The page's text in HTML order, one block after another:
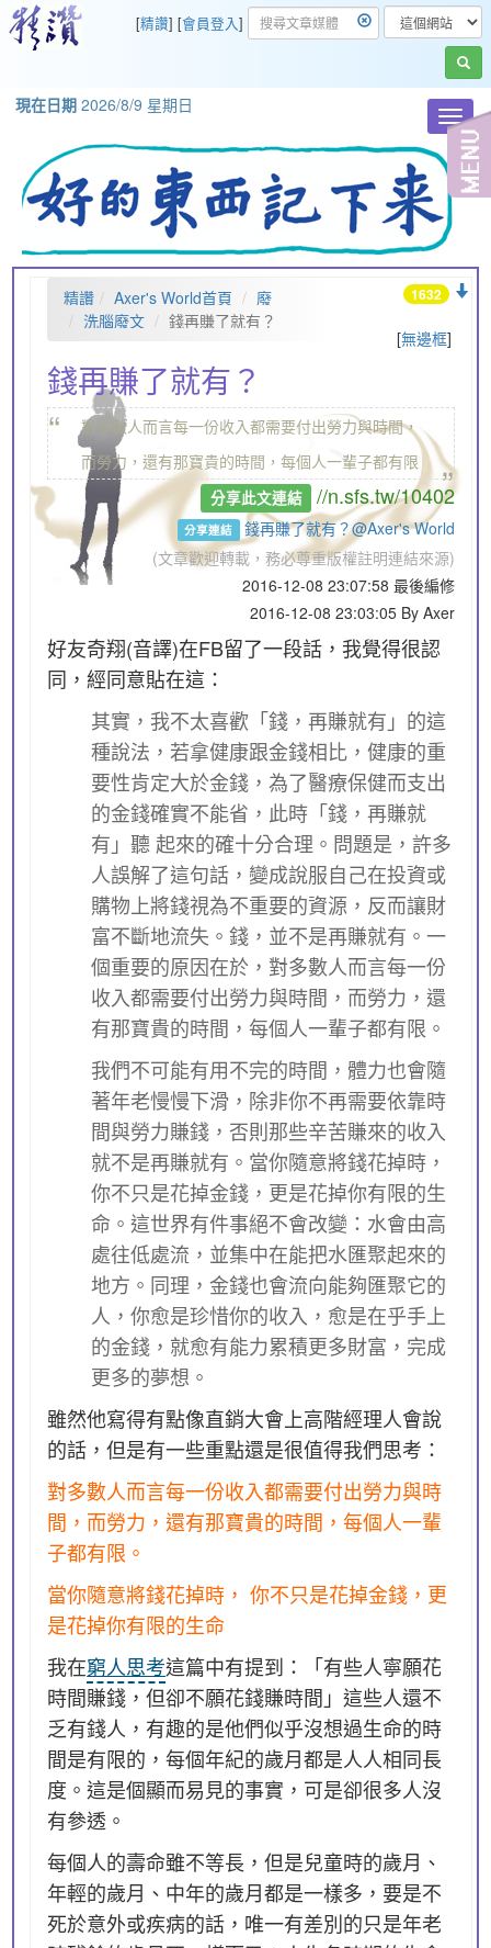
[精讚] [會員登入]
現在日期 2026/8/9 星期日
[無邊框]
精讚 Axer's World首頁
廢
洗腦廢文
錢再賺了就有？
1632
錢再賺了就有？
“
對多數人而言每一份收入都需要付出勞力與時間，
而勞力，還有那寶貴的時間，每個人一輩子都有限
„
分享此文連結 //n.sfs.tw/10402
分享連結
錢再賺了就有？@Axer's World
(文章歡迎轉載，務必尊重版權註明連結來源)
2016-12-08 23:07:58 最後編修
2016-12-08 23:03:05 By Axer
好友奇翔(音譯)在FB留了一段話，我覺得很認
同，經同意貼在這：
其實，我不太喜歡「錢，再賺就有」的這
種說法，若拿健康跟金錢相比，健康的重
要性肯定大於金錢，為了醫療保健而支出
的金錢確實不能省，此時「錢，再賺就
有」聽 起來的確十分合理。問題是，許多
人誤解了這句話，變成說服自己在投資或
購物上將錢視為不重要的資源，反而讓財
富不斷地流失。錢，並不是再賺就有。一
個重要的原因在於，對多數人而言每一份
收入都需要付出勞力與時間，而勞力，還
有那寶貴的時間，每個人一輩子都有限。
我們不可能有用不完的時間，體力也會隨
著年老慢慢下滑，除非你不再需要依靠時
間與勞力賺錢，否則那些辛苦賺來的收入
就不是再賺就有。當你隨意將錢花掉時，
你不只是花掉金錢，更是花掉你有限的生
命。這世界有件事絕不會改變：水會由高
處往低處流，並集中在能把水匯聚起來的
地方。同理，金錢也會流向能夠匯聚它的
人，你愈是珍惜你的收入，愈是在乎手上
的金錢，就愈有能力累積更多財富，完成
更多的夢想。
雖然他寫得有點像直銷大會上高階經理人會說
的話，但是有一些重點還是很值得我們思考：
對多數人而言每一份收入都需要付出勞力與時
間，而勞力，還有那寶貴的時間，每個人一輩
子都有限。
當你隨意將錢花掉時， 你不只是花掉金錢，更
是花掉你有限的生命
我在窮人思考這篇中有提到：「有些人寧願花
時間賺錢，但卻不願花錢賺時間」這些人還不
乏有錢人，有趣的是他們似乎沒想過生命的時
間是有限的，每個年紀的歲月都是人人相同長
度。這是個顯而易見的事實，可是卻很多人沒
有參透。
每個人的壽命雖不等長，但是兒童時的歲月、
年輕的歲月、中年的歲月都是一樣多，要是不
死於意外或疾病的話，唯一有差別的只是年老